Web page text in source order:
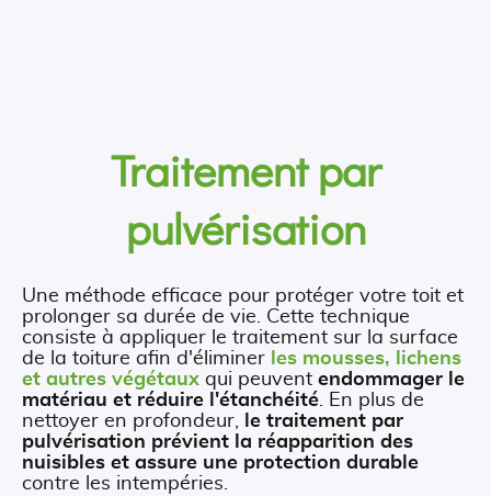
Traitement par
pulvérisation
Une méthode efficace pour protéger votre toit et
prolonger sa durée de vie. Cette technique
consiste à appliquer le traitement sur la surface
de la toiture afin d'éliminer les mousses, lichens
et autres végétaux qui peuvent endommager le
matériau et réduire l'étanchéité. En plus de
nettoyer en profondeur,
le traitement par
pulvérisation prévient la réapparition des
nuisibles et assure une protection durable
contre les intempéries.